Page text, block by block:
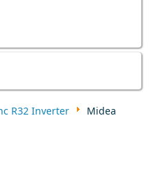
R32 Inverter
Midea